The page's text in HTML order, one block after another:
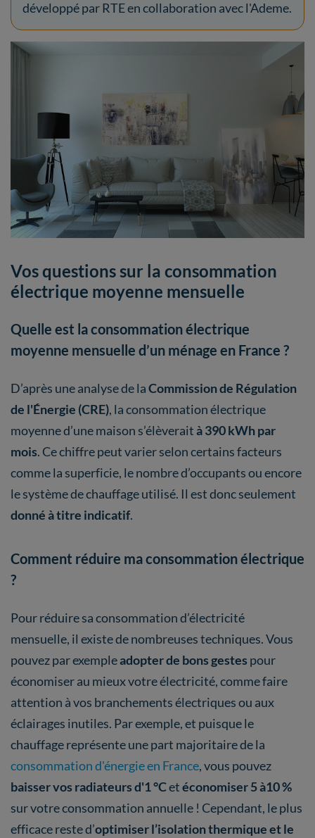
développé par RTE en collaboration avec l'Ademe.
Vos questions sur la consommation
électrique moyenne mensuelle
Quelle est la consommation électrique
moyenne mensuelle d’un ménage en France ?
D’après une analyse de laCommission de Régulation
de l'Énergie (CRE), la consommation électrique
moyenne d’une maison s’élèveraità 390 kWh par
mois. Ce chiffre peut varier selon certains facteurs
comme la superficie, le nombre d’occupants ou encore
le système de chauffage utilisé. Il est donc seulement
donné à titre indicatif.
Comment réduire ma consommation électrique
?
Pour réduire sa consommation d’électricité
mensuelle, il existe de nombreuses techniques. Vous
pouvez par exempleadopter de bons gestes pour
économiser au mieux votre électricité, comme faire
attention à vos branchements électriques ou aux
éclairages inutiles. Par exemple, et puisque le
chauffage représente une part majoritaire de la
consommation d'énergie en France, vous pouvez
baisser vos radiateurs d'1 °Cetéconomiser 5 à10 %
sur votre consommation annuelle ! Cependant, le plus
efficace reste d’optimiser l’isolation thermique et le